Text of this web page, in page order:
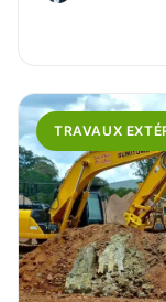
TRAVAUX